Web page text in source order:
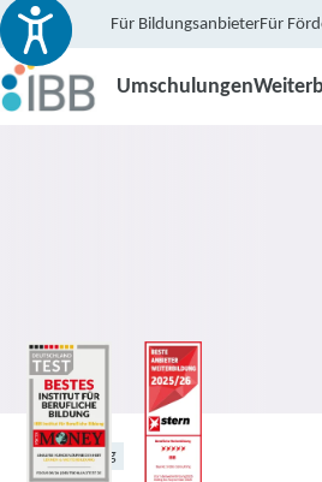
Für BildungsanbieterFür
Umschulungen
Umschulung